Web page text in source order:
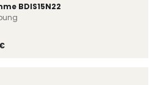
BDIS15N22